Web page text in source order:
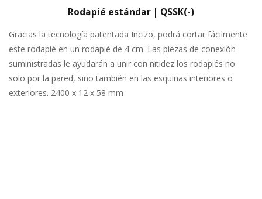
Rodapié estándar | QSSK(-)
Gracias la tecnología patentada Incizo, podrá cortar fácilmente
este rodapié en un rodapié de 4 cm. Las piezas de conexión
suministradas le ayudarán a unir con nitidez los rodapiés no
solo por la pared, sino también en las esquinas interiores o
exteriores. 2400 x 12 x 58 mm